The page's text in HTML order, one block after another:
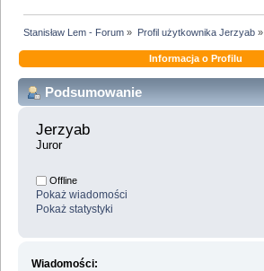
Stanisław Lem - Forum » Profil użytkownika Jerzyab»
Informacja o Profilu
Podsumowanie
Jerzyab
Juror
Offline
Pokaż wiadomości
Pokaż statystyki
Wiadomości: